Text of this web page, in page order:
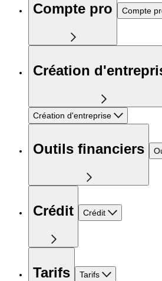
Compte pro Compte
Création
Création d'entreprise
Outils financiers
Crédit Crédit
Tarifs Tarifs